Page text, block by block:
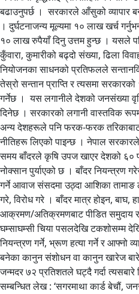
बढाउनुपर्छ । सरकारले आँसुको व्यापार
। दुर्घटनाजन्य मूल्यमा १० लाख खर्च
१० लाख रुपैयाँ दिनु उत्तम हुन्छ । यसले
कुँवारा, कुमारीको बढ्दो संख्या, ढिला
नियोजनका साधनको प्रतिफलले
तेस्रो सन्तान प्राप्ति र त्यसमा
गर्नेछ । यस लगानीले देशको जनसंख्या
दिनेछ । सरकारको लगानी वास्तविक
अन्य देशहरूले पनि फरक-फरक तरिकाबाट
नीतिहरू लिएको पाइन्छ । नेपाल
समय बाँदरले कृषि उपज खाएर देशको ६०
नोक्सान पुर्याएको छ । बाँदर नियन्त्रण
गर्ने आवाज संसदमा उठ्दा आशिका
गरे, विरोध गरे । बाँदर मात्र होइन, बाघ,
आक्रमण/अतिक्रमणबाट पीडित समुदाय
घम्साघम्सी चिया पसलदेखि टकशोसम्म
नियन्त्रण गर्ने, भ्रूण हत्या गर्ने र आफ्नो
बनेका कानुन संशाेधन वा कानुन खारेज
जन्मदर ७२ प्रतिशतले घट्दै गर्दा
सम्बन्धित लेख : ‘सगरमाथा कार्ड बेचौं,